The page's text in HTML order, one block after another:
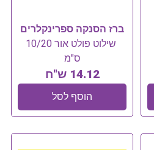
ברז הסנקה ספרינקלרים
שילוט פולט אור 10/20
ס"מ
14.12 ש"ח
הוסף לסל